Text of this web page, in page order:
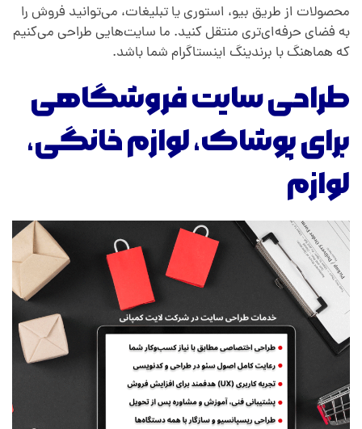
محصولات از طریق بیو، استوری یا تبلیغات، می‌توانید فروش را
به فضای حرفه‌ای‌تری منتقل کنید. ما سایت‌هایی طراحی می‌کنیم
که هماهنگ با برندینگ اینستاگرام شما باشد.
طراحی سایت فروشگاهی
برای پوشاک، لوازم خانگی،
لوازم